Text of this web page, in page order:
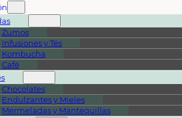
Zumos
Infusiones y Tés
Kombucha
Café
Chocolates
Endulzantes y Mieles
Mermeladas y Mantequillas